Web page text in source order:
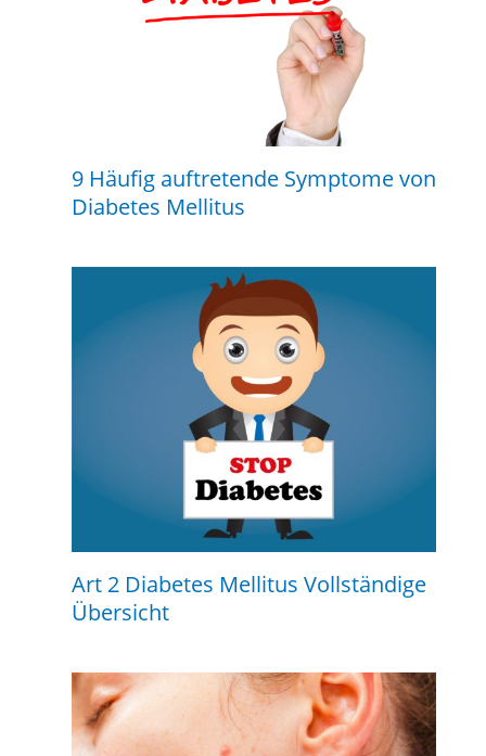
9 Häufig auftretende Symptome von
Diabetes Mellitus
Art 2 Diabetes Mellitus Vollständige
Übersicht